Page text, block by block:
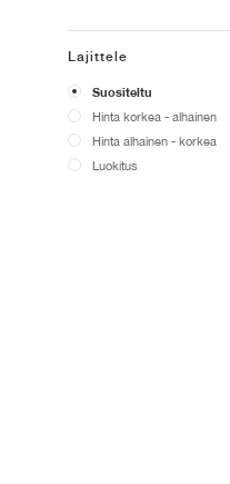
Lajittele
Suositeltu
Hinta korkea - alhainen
Hinta alhainen - korkea
Luokitus